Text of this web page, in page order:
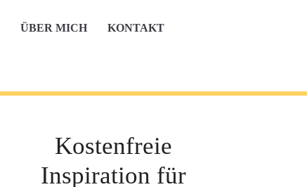
ÜBER MICH KONTAKT
Kostenfreie
Inspiration für